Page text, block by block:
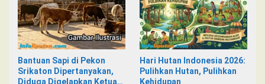
Bantuan Sapi di Pekon
Srikaton Dipertanyakan,
Diduga Digelapkan Ketua
Hari Hutan Indonesia 2026:
Pulihkan Hutan, Pulihkan
Kehidupan